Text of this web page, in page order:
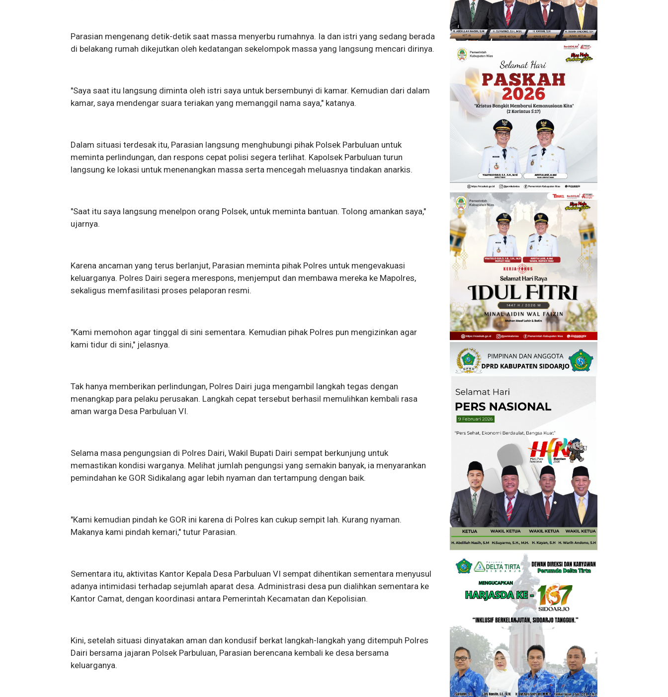
Parasian mengenang detik-detik saat massa menyerbu rumahnya. Ia dan istri yang sedang berada
di belakang rumah dikejutkan oleh kedatangan sekelompok massa yang langsung mencari dirinya.
"Saya saat itu langsung diminta oleh istri saya untuk bersembunyi di kamar. Kemudian dari dalam
kamar, saya mendengar suara teriakan yang memanggil nama saya," katanya.
Dalam situasi terdesak itu, Parasian langsung menghubungi pihak Polsek Parbuluan untuk
meminta perlindungan, dan respons cepat polisi segera terlihat. Kapolsek Parbuluan turun
langsung ke lokasi untuk menenangkan massa serta mencegah meluasnya tindakan anarkis.
"Saat itu saya langsung menelpon orang Polsek, untuk meminta bantuan. Tolong amankan saya,"
ujarnya.
Karena ancaman yang terus berlanjut, Parasian meminta pihak Polres untuk mengevakuasi
keluarganya. Polres Dairi segera merespons, menjemput dan membawa mereka ke Mapolres,
sekaligus memfasilitasi proses pelaporan resmi.
"Kami memohon agar tinggal di sini sementara. Kemudian pihak Polres pun mengizinkan agar
kami tidur di sini," jelasnya.
Tak hanya memberikan perlindungan, Polres Dairi juga mengambil langkah tegas dengan
menangkap para pelaku perusakan. Langkah cepat tersebut berhasil memulihkan kembali rasa
aman warga Desa Parbuluan VI.
Selama masa pengungsian di Polres Dairi, Wakil Bupati Dairi sempat berkunjung untuk
memastikan kondisi warganya. Melihat jumlah pengungsi yang semakin banyak, ia menyarankan
pemindahan ke GOR Sidikalang agar lebih nyaman dan tertampung dengan baik.
"Kami kemudian pindah ke GOR ini karena di Polres kan cukup sempit lah. Kurang nyaman.
Makanya kami pindah kemari," tutur Parasian.
Sementara itu, aktivitas Kantor Kepala Desa Parbuluan VI sempat dihentikan sementara menyusul
adanya intimidasi terhadap sejumlah aparat desa. Administrasi desa pun dialihkan sementara ke
Kantor Camat, dengan koordinasi antara Pemerintah Kecamatan dan Kepolisian.
Kini, setelah situasi dinyatakan aman dan kondusif berkat langkah-langkah yang ditempuh Polres
Dairi bersama jajaran Polsek Parbuluan, Parasian berencana kembali ke desa bersama
keluarganya.